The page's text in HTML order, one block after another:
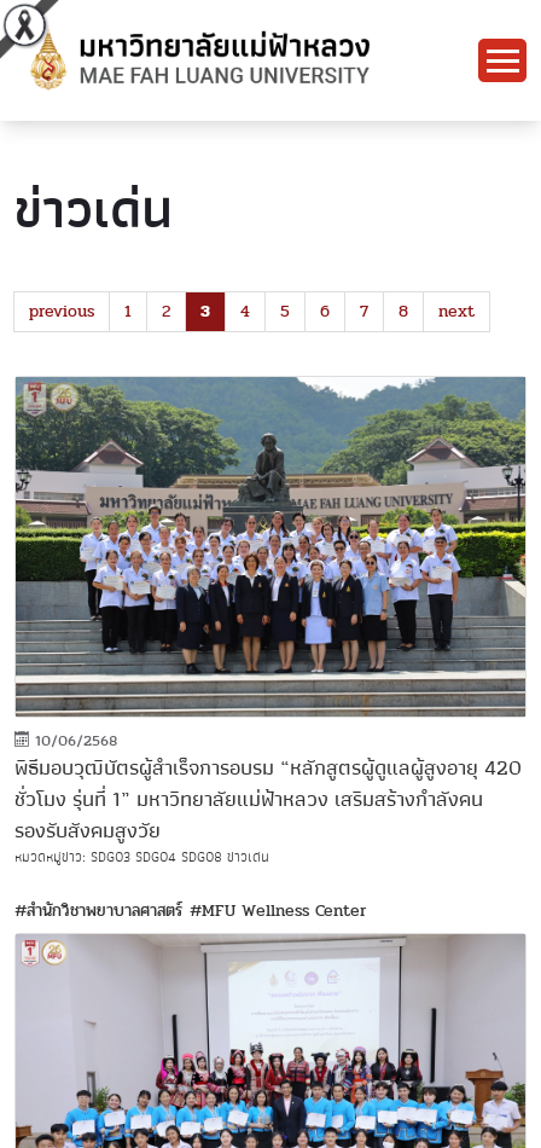
ข่าวเด่น
previous 1 2 3 4 5 6 7 8 next
10/06/2568
พิธีมอบวุฒิบัตรผู้สำเร็จการอบรม “หลักสูตรผู้ดูแลผู้สูงอายุ 420
ชั่วโมง รุ่นที่ 1” มหาวิทยาลัยแม่ฟ้าหลวง เสริมสร้างกำลังคน
รองรับสังคมสูงวัย
หมวดหมู่ข่าว: SDG03 SDG04 SDG08 ข่าวเด่น
#สำนักวิชาพยาบาลศาสตร์ #MFU Wellness Center